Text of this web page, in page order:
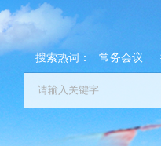
搜索热词： 常务会议